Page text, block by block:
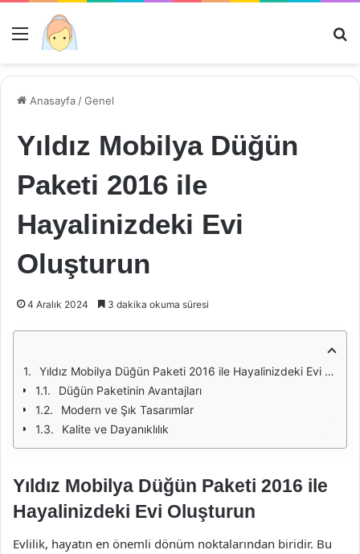
Menü
Anasayfa /Genel
Yıldız Mobilya Düğün
Paketi 2016 ile
Hayalinizdeki Evi
Oluşturun
4 Aralık 2024 3 dakika okuma süresi
Yıldız Mobilya Düğün Paketi 2016 ile Hayalinizdeki Evi Oluşturun
Düğün Paketinin Avantajları
Modern ve Şık Tasarımlar
Kalite ve Dayanıklılık
Yıldız Mobilya Düğün Paketi 2016 ile
Hayalinizdeki Evi Oluşturun
Evlilik, hayatın en önemli dönüm noktalarından biridir. Bu